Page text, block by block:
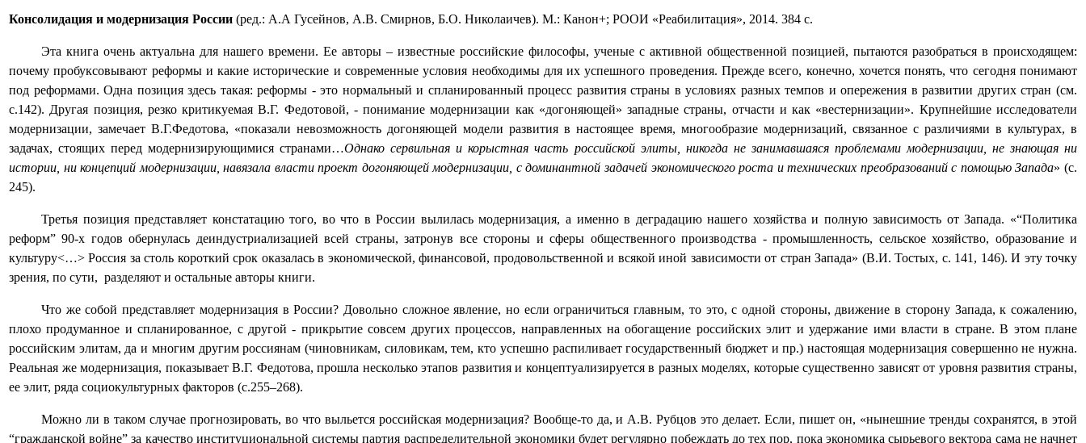
Консолидация и модернизация России (ред.: А.А Гусейнов, А.В. Смирнов, Б.О. Николаичев). М.: Канон+; РООИ «Реабилитация», 2014. 384 с.
Эта книга очень актуальна для нашего времени. Ее авторы – известные российские философы, ученые с активной общественной позицией, пытаются разобраться в происходящем:
почему пробуксовывают реформы и какие исторические и современные условия необходимы для их успешного проведения. Прежде всего, конечно, хочется понять, что сегодня понимают
под реформами. Одна позиция здесь такая: реформы - это нормальный и спланированный процесс развития страны в условиях разных темпов и опережения в развитии других стран (см.
с.142). Другая позиция, резко критикуемая В.Г. Федотовой, - понимание модернизации как «догоняющей» западные страны, отчасти и как «вестернизации». Крупнейшие исследователи
модернизации, замечает В.Г.Федотова, «показали невозможность догоняющей модели развития в настоящее время, многообразие модернизаций, связанное с различиями в культурах, в
задачах, стоящих перед модернизирующимися странами…Однако сервильная и корыстная часть российской элиты, никогда не занимавшаяся проблемами модернизации, не знающая ни
истории, ни концепций модернизации, навязала власти проект догоняющей модернизации, с доминантной задачей экономического роста и технических преобразований с помощью Запада» (с.
245).
Третья позиция представляет констатацию того, во что в России вылилась модернизация, а именно в деградацию нашего хозяйства и полную зависимость от Запада. «“Политика
реформ” 90-х годов обернулась деиндустриализацией всей страны, затронув все стороны и сферы общественного производства - промышленность, сельское хозяйство, образование и
культуру<…> Россия за столь короткий срок оказалась в экономической, финансовой, продовольственной и всякой иной зависимости от стран Запада» (В.И. Тостых, с. 141, 146). И эту точку
зрения, по сути, разделяют и остальные авторы книги.
Что же собой представляет модернизация в России? Довольно сложное явление, но если ограничиться главным, то это, с одной стороны, движение в сторону Запада, к сожалению,
плохо продуманное и спланированное, с другой - прикрытие совсем других процессов, направленных на обогащение российских элит и удержание ими власти в стране. В этом плане
российским элитам, да и многим другим россиянам (чиновникам, силовикам, тем, кто успешно распиливает государственный бюджет и пр.) настоящая модернизация совершенно не нужна.
Реальная же модернизация, показывает В.Г. Федотова, прошла несколько этапов развития и концептуализируется в разных моделях, которые существенно зависят от уровня развития страны,
ее элит, ряда социокультурных факторов (с.255–268).
Можно ли в таком случае прогнозировать, во что выльется российская модернизация? Вообще-то да, и А.В. Рубцов это делает. Если, пишет он, «нынешние тренды сохранятся, в этой
“гражданской войне” за качество институциональной системы партия распределительной экономики будет регулярно побеждать до тех пор, пока экономика сырьевого вектора сама не начнет